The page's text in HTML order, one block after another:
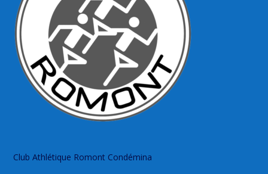
Club Athlétique Romont Condémina